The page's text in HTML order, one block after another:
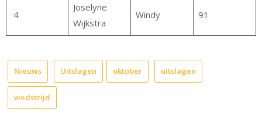
4
Joselyne
Wijkstra
Windy 91
Nieuws Uitslagen oktober uitslagen
wedstrijd